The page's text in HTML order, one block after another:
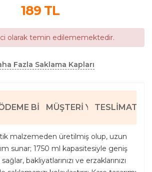
189TL
olarak temin edilememektedir.
Fazla Saklama Kapları
BILGILERI
MÜŞTERI YORUMLARI
TESLIMAT
malzemeden üretilmiş olup, uzun
sunar; 1750 ml kapasitesiyle geniş
bakliyatlarınızı ve erzaklarınızı